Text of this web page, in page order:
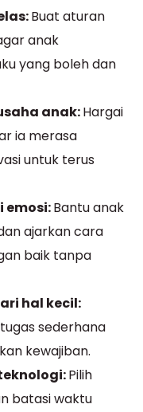
Buat aturan
anak
yang boleh dan
anak:Hargai
ia merasa
untuk terus
emosi:Bantu anak
ajarkan cara
baik tanpa
hal kecil:
sederhana
kewajiban.
Pilih
batasi waktu